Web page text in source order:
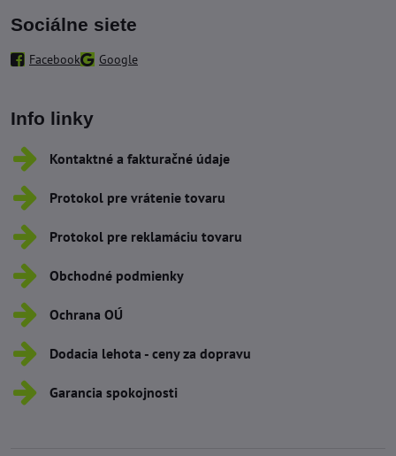
Sociálne siete
Facebook Google
Info linky
Kontaktné a fakturačné údaje
Protokol pre vrátenie tovaru
Protokol pre reklamáciu tovaru
Obchodné podmienky
Ochrana OÚ
Dodacia lehota - ceny za dopravu
Garancia spokojnosti